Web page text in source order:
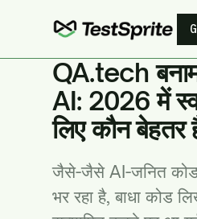
QA.tech
AI: 2026 में
लिए कौन बेहतर
जैसे-जैसे AI-जनित कोड
भर रहा है, बाधा कोड